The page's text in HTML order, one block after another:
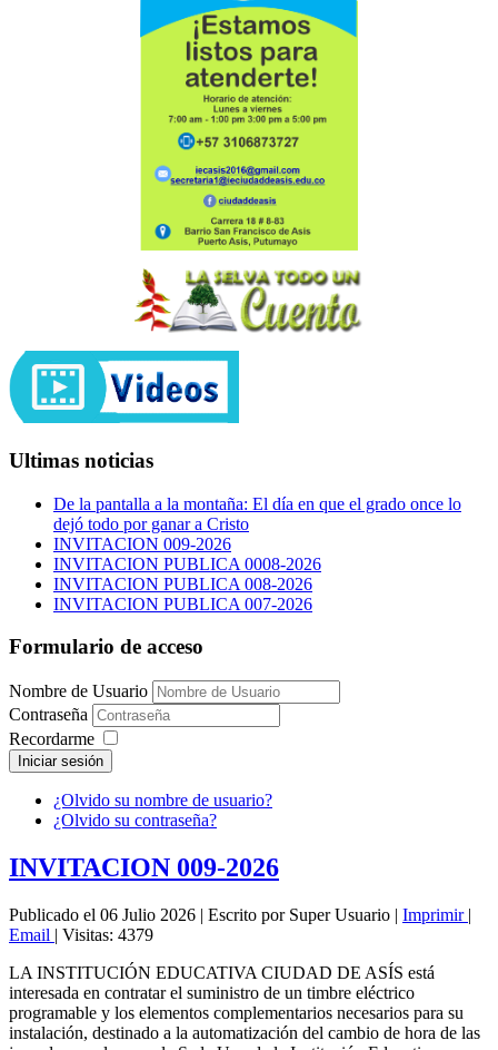
Ultimas noticias
De la pantalla a la montaña: El día en que el grado once lo
dejó todo por ganar a Cristo
INVITACION 009-2026
INVITACION PUBLICA 0008-2026
INVITACION PUBLICA 008-2026
INVITACION PUBLICA 007-2026
Formulario de acceso
Nombre de Usuario
Contraseña
Recordarme
Iniciar sesión
¿Olvido su nombre de usuario?
¿Olvido su contraseña?
INVITACION 009-2026
Publicado el 06 Julio 2026 | Escrito por Super Usuario | Imprimir |
Email | Visitas: 4379
LA INSTITUCIÓN EDUCATIVA CIUDAD DE ASÍS está
interesada en contratar el suministro de un timbre eléctrico
programable y los elementos complementarios necesarios para su
instalación, destinado a la automatización del cambio de hora de las